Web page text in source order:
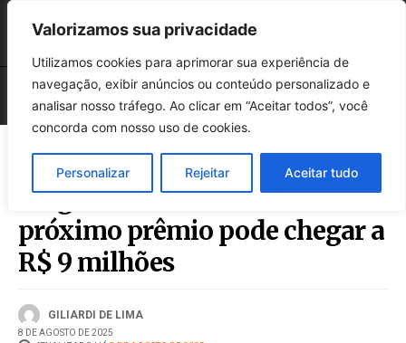
Valorizamos sua privacidade
Utilizamos cookies para aprimorar sua experiência de
navegação, exibir anúncios ou conteúdo personalizado e
analisar nosso tráfego. Ao clicar em “Aceitar todos”, você
concorda com nosso uso de cookies.
Personalizar Rejeitar Aceitar tudo
Mega-Sena acumula e
próximo prêmio pode chegar a
R$ 9 milhões
GILIARDI DE LIMA
8 DE AGOSTO DE 2025